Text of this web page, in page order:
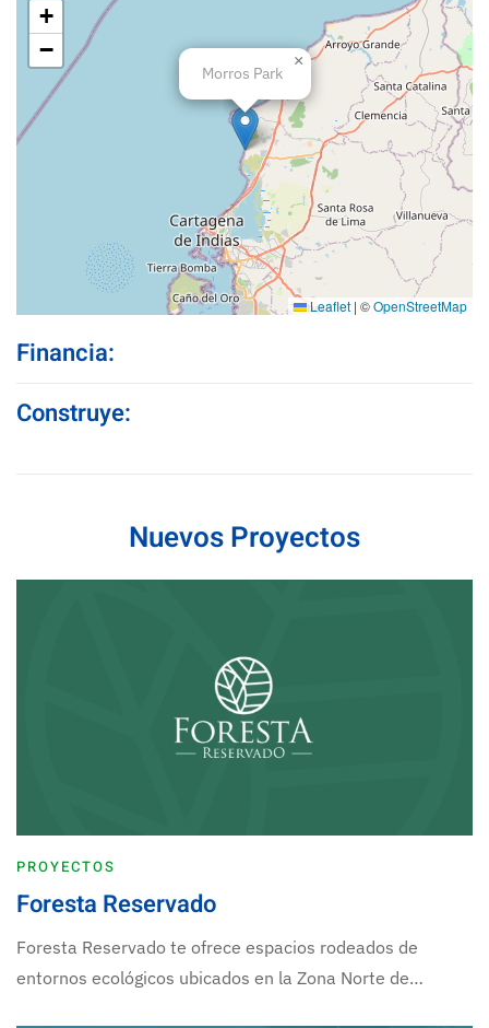
Morros Park
×
+
−
Leaflet | ©OpenStreetMap
Financia:
Construye:
Nuevos Proyectos
PROYECTOS
Foresta Reservado
Foresta Reservado te ofrece espacios rodeados de
entornos ecológicos ubicados en la Zona Norte de…